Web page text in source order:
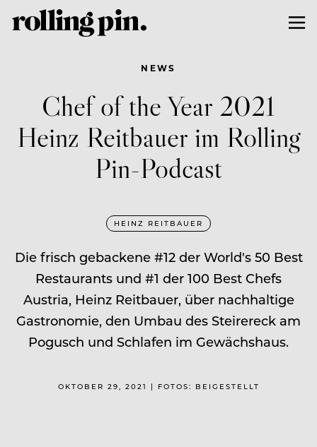
NEWS
Chef of the Year 2021
Heinz Reitbauer im Rolling
Pin-Podcast
HEINZ REITBAUER
Die frisch gebackene #12 der World's 50 Best
Restaurants und #1 der 100 Best Chefs
Austria, Heinz Reitbauer, über nachhaltige
Gastronomie, den Umbau des Steirereck am
Pogusch und Schlafen im Gewächshaus.
OKTOBER 29, 2021 | FOTOS: BEIGESTELLT